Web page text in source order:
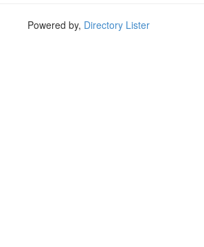
Powered by, Directory Lister